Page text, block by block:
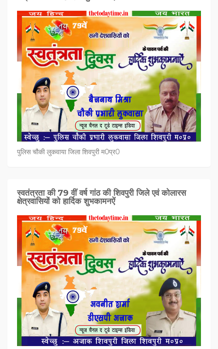
पुलिस चौकी लुकवाया जिला शिवपुरी म0प्र0
स्वतंत्रता की 79 वीं वर्ष गांठ की शिवपुरी जिले एवं कोलारस
क्षेत्रवासियों को हार्दिक शुभकामनऐं